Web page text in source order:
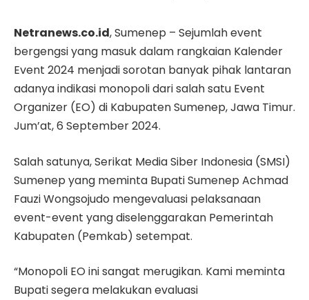
Netranews.co.id, Sumenep – Sejumlah event
bergengsi yang masuk dalam rangkaian Kalender
Event 2024 menjadi sorotan banyak pihak lantaran
adanya indikasi monopoli dari salah satu Event
Organizer (EO) di Kabupaten Sumenep, Jawa Timur.
Jum’at, 6 September 2024.
Salah satunya, Serikat Media Siber Indonesia (SMSI)
Sumenep yang meminta Bupati Sumenep Achmad
Fauzi Wongsojudo mengevaluasi pelaksanaan
event-event yang diselenggarakan Pemerintah
Kabupaten (Pemkab) setempat.
“Monopoli EO ini sangat merugikan. Kami meminta
Bupati segera melakukan evaluasi